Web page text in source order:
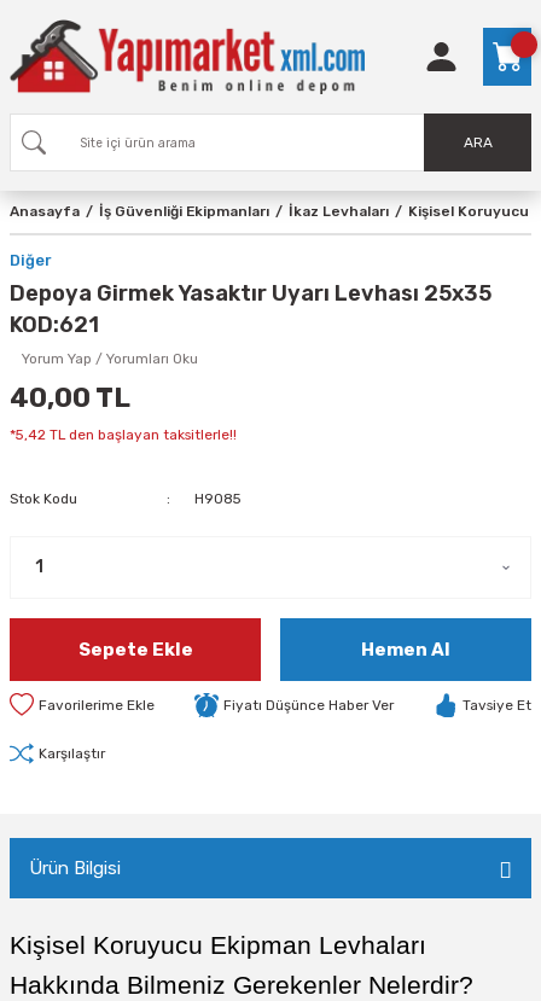
ARA
Anasayfa İş Güvenliği Ekipmanları İkaz Levhaları Kişisel Koruyucu
Diğer
Depoya Girmek Yasaktır Uyarı Levhası 25x35
KOD:621
Yorum Yap / Yorumları Oku
40,00 TL
*5,42 TL den başlayan taksitlerle!!
Stok Kodu H9085
Sepete Ekle Hemen Al
Fiyatı Düşünce Haber Ver Tavsiye Et
Karşılaştır
Ürün Bilgisi
Kişisel Koruyucu Ekipman Levhaları
Hakkında Bilmeniz Gerekenler Nelerdir?